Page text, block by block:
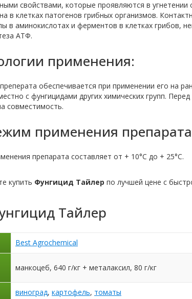
свойствами, которые проявляются в угнетении
в клетках патогенов грибных организмов.
в аминокислотах и ферментов в клетках грибов,
АТФ.
применения:
обеспечивается при применении его на
с фунгицидами других химических групп.
совместимость.
применения
препарата составляет от + 10°С до + 25°С.
купить Фунгицид Тайлер по лучшей цене с
Тайлер
Best Agrochemical
манкоцеб, 640 г/кг + металаксил, 80 г/кг
виноград, картофель, томаты